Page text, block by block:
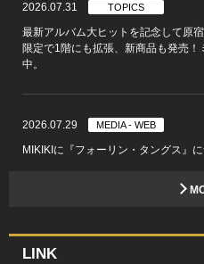
2026.07.31 TOPICS
最新アルバム大ヒットを記念して原
限定で1階にも拡張、新商品も発売
中。
2026.07.29 MEDIA - WEB
MIKIKIに『フォーリン・タングス』
LINK